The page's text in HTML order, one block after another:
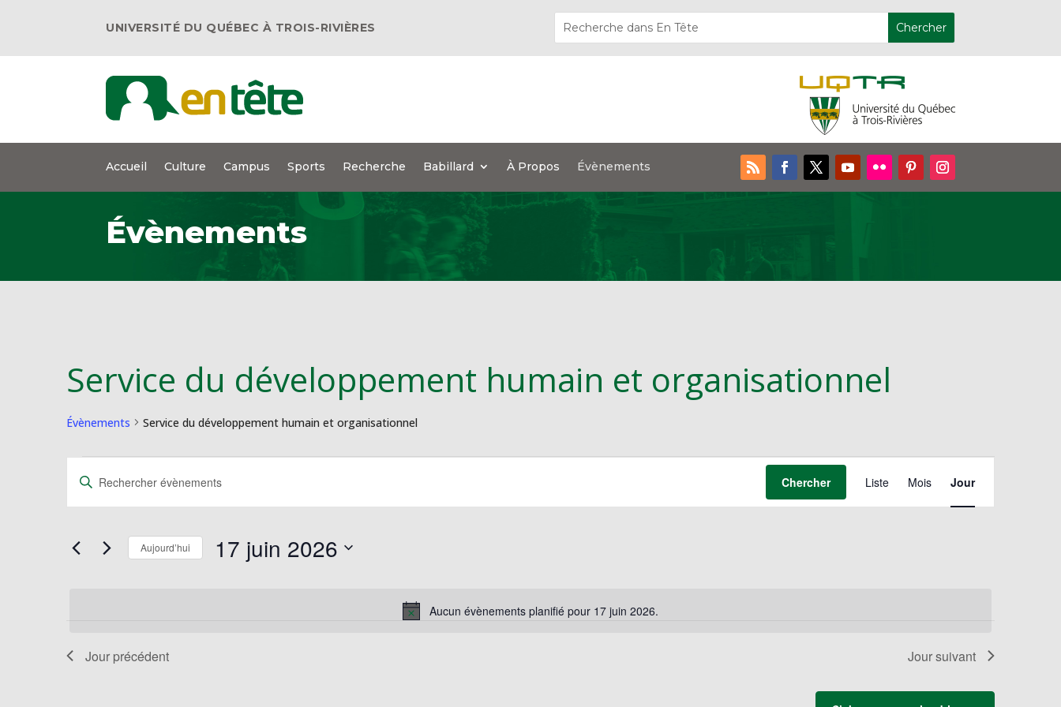
UNIVERSITÉ DU QUÉBEC À TROIS-RIVIÈRES
Accueil Culture Campus Sports Recherche Babillard À Propos Évènements
Évènements
Service du développement humain et organisationnel
Évènements Service du développement humain et organisationnel
Évènements
for
17
2026
Notice
Aucun évènements planifié pour 17 juin 2026.
et
navigation
vues
Saisir
mot-
clé.
Évènements
Chercher
Navigation
de
Liste Mois Jour
Aujourd’hui 17 juin 2026
Jour précédent Jour suivant